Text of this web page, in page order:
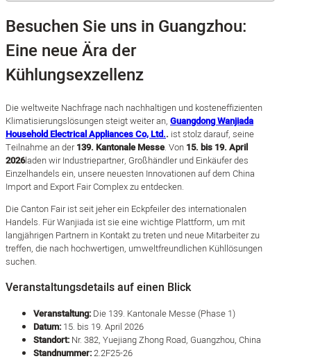
Besuchen Sie uns in Guangzhou:
Eine neue Ära der
Kühlungsexzellenz
Die weltweite Nachfrage nach nachhaltigen und kosteneffizienten
Klimatisierungslösungen steigt weiter an, Guangdong Wanjiada
Household Electrical Appliances Co, Ltd.. ist stolz darauf, seine
Teilnahme an der139. Kantonale Messe. Von 15. bis 19. April
2026laden wir Industriepartner, Großhändler und Einkäufer des
Einzelhandels ein, unsere neuesten Innovationen auf dem China
Import and Export Fair Complex zu entdecken.
Die Canton Fair ist seit jeher ein Eckpfeiler des internationalen
Handels. Für Wanjiada ist sie eine wichtige Plattform, um mit
langjährigen Partnern in Kontakt zu treten und neue Mitarbeiter zu
treffen, die nach hochwertigen, umweltfreundlichen Kühllösungen
suchen.
Veranstaltungsdetails auf einen Blick
Veranstaltung:Die 139. Kantonale Messe (Phase 1)
Datum:15. bis 19. April 2026
Standort:Nr. 382, Yuejiang Zhong Road, Guangzhou, China
Standnummer:2.2F25-26